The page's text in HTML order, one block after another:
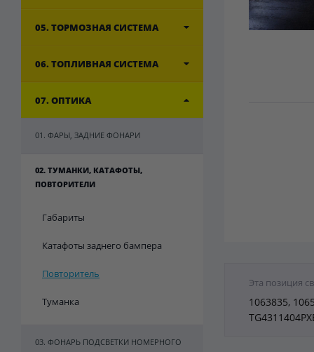
05. ТОРМОЗНАЯ СИСТЕМА
06. ТОПЛИВНАЯ СИСТЕМА
07. ОПТИКА
01. ФАРЫ, ЗАДНИЕ ФОНАРИ
02. ТУМАНКИ, КАТАФОТЫ,
ПОВТОРИТЕЛИ
Габариты
Катафоты заднего бампера
Повторитель
Туманка
03. ФОНАРЬ ПОДСВЕТКИ НОМЕРНОГО
Эта позиция
1063835,